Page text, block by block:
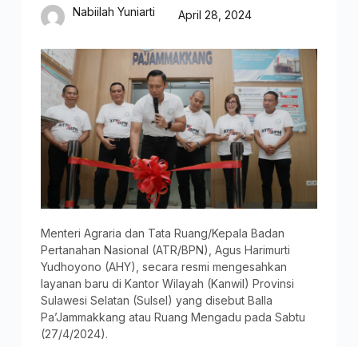
Nabiilah Yuniarti April 28, 2024
Menteri Agraria dan Tata Ruang/Kepala Badan
Pertanahan Nasional (ATR/BPN), Agus Harimurti
Yudhoyono (AHY), secara resmi mengesahkan
layanan baru di Kantor Wilayah (Kanwil) Provinsi
Sulawesi Selatan (Sulsel) yang disebut Balla
Pa’Jammakkang atau Ruang Mengadu pada Sabtu
(27/4/2024).